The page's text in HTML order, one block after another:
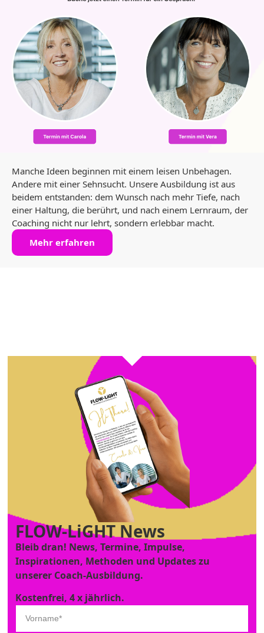
Manche Ideen beginnen mit einem leisen Unbehagen.
Andere mit einer Sehnsucht. Unsere Ausbildung ist aus
beidem entstanden: dem Wunsch nach mehr Tiefe, nach
einer Haltung, die berührt, und nach einem Lernraum, der
Coaching nicht nur lehrt, sondern erlebbar macht.
Mehr erfahren
FLOW-LiGHT News
Bleib dran! News, Termine, Impulse,
Inspirationen, Methoden und Updates zu
unserer Coach-Ausbildung.
Kostenfrei, 4 x jährlich.